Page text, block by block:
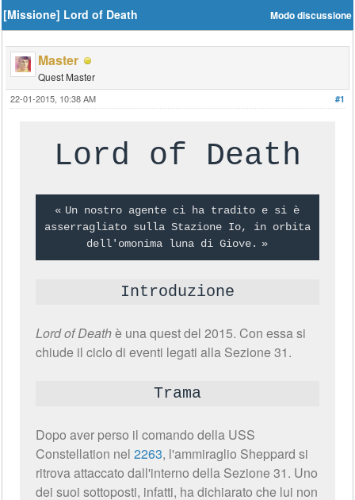
Modo discussione
[Missione] Lord of Death
Master
Quest Master
#1
22-01-2015, 10:38 AM
Lord of Death
Un nostro agente ci ha tradito e si è
asserragliato sulla Stazione Io, in orbita
dell'omonima luna di Giove.
Introduzione
Lord of Deathè una quest del 2015. Con essa si
chiude il ciclo di eventi legati alla Sezione 31.
Trama
Dopo aver perso il comando della USS
Constellation nel2263, l'ammiraglio Sheppard si
ritrova attaccato dall'interno della Sezione 31. Uno
dei suoi sottoposti, infatti, ha dichiarato che lui non